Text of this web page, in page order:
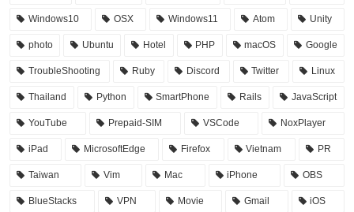
Windows10 OSX Windows11 Atom Unity
photo Ubuntu Hotel PHP macOS Google
TroubleShooting Ruby Discord Twitter Linux
Thailand Python SmartPhone Rails JavaScript
YouTube Prepaid-SIM VSCode NoxPlayer
iPad MicrosoftEdge Firefox Vietnam PR
Taiwan Vim Mac iPhone OBS
BlueStacks VPN Movie Gmail iOS